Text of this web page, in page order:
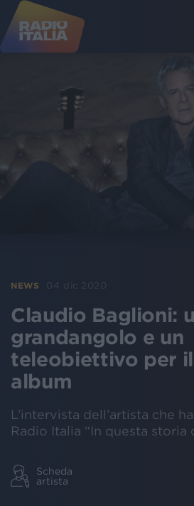
NEWS 04 dic 2020
Claudio Baglioni:
grandangolo e un
teleobiettivo per
album
L’intervista dell’artista che
Radio Italia “In questa storia
Scheda
artista